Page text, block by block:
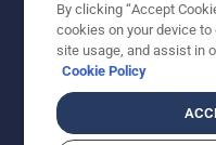
viste priser er
forbehold for stave-
stræber efter at have
dette websted
vejledende
By clicking “Accept
cookies on your device
site usage, and assist in
Cookie Policy